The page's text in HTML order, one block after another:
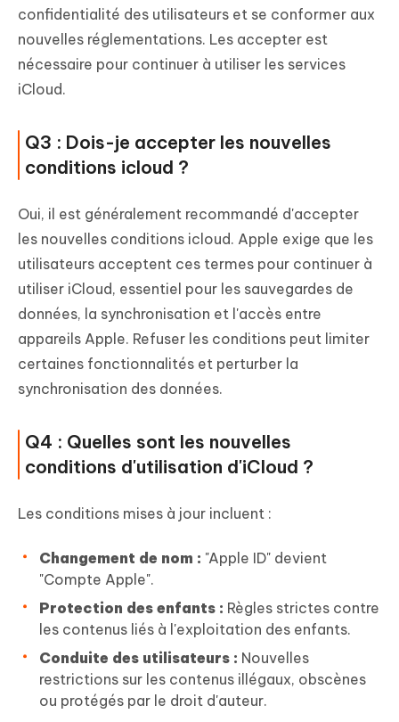
confidentialité des utilisateurs et se conformer aux
nouvelles réglementations. Les accepter est
nécessaire pour continuer à utiliser les services
iCloud.
Q3 : Dois-je accepter les nouvelles
conditions icloud ?
Oui, il est généralement recommandé d'accepter
les nouvelles conditions icloud. Apple exige que les
utilisateurs acceptent ces termes pour continuer à
utiliser iCloud, essentiel pour les sauvegardes de
données, la synchronisation et l'accès entre
appareils Apple. Refuser les conditions peut limiter
certaines fonctionnalités et perturber la
synchronisation des données.
Q4 : Quelles sont les nouvelles
conditions d'utilisation d'iCloud ?
Les conditions mises à jour incluent :
Changement de nom : "Apple ID" devient
"Compte Apple".
Protection des enfants : Règles strictes contre
les contenus liés à l'exploitation des enfants.
Conduite des utilisateurs : Nouvelles
restrictions sur les contenus illégaux, obscènes
ou protégés par le droit d'auteur.